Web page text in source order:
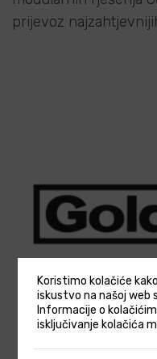
prijevoz
Koristimo kolačiće
iskustvo na našoj web
Informacije o
isključivanje kolačića